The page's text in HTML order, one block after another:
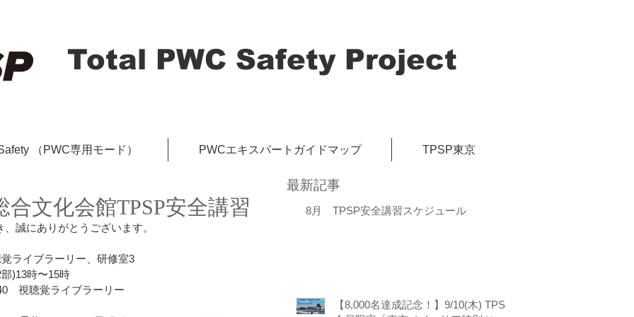
Total PWC Safety Project
（PWC専用モード） PWCエキスパートガイドマップ TPSP東京
文化会館TPSP安全講習
誠にありがとうございます。
ライブラーリー、研修室3
時〜15時
視聴覚ライブラーリー
最新記事
8月 TPSP安全講習スケジュール
【8,000名達成記念！】9/10(木) TPSP